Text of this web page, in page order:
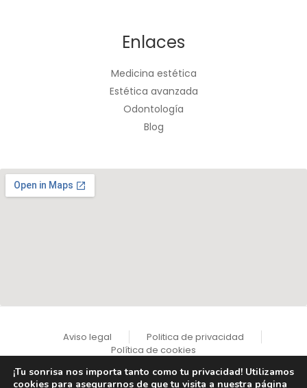
Enlaces
Medicina estética
Estética avanzada
Odontología
Blog
Aviso legal
Politica de privacidad
Política de cookies
¡Tu sonrisa nos importa tanto como tu privacidad! Utilizamos
cookies para asegurarnos de que tu visita a nuestra página